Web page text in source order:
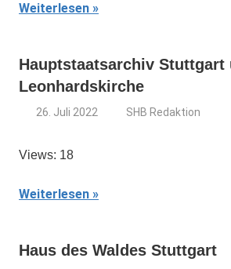
Weiterlesen
Hauptstaatsarchiv Stuttgart
Leonhardskirche
26. Juli 2022 SHB Redaktion
Views: 18
Weiterlesen
Haus des Waldes Stuttgart